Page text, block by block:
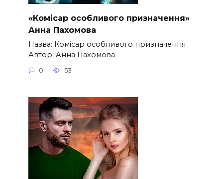
«Комісар особливого призначення»
Анна Пахомова
Назва: Комісар особливого призначення
Автор: Анна Пахомова
0 53